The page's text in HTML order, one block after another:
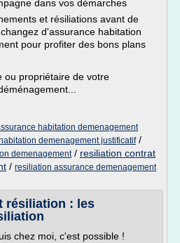
dans vos démarches
et résiliations avant de
d'assurance habitation
pour profiter des bons plans
ou propriétaire de votre
habitation demenagement
demenagement justificatif/
demenagement/ resiliation contrat
/ resiliation assurance demenagement
résiliation : les
chez moi, c'est possible !